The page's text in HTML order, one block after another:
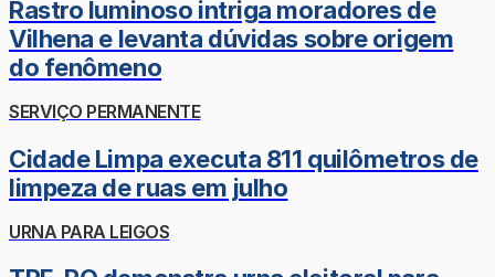
Rastro luminoso intriga moradores de
Vilhena e levanta dúvidas sobre origem
do fenômeno
SERVIÇO PERMANENTE
Cidade Limpa executa 811 quilômetros de
limpeza de ruas em julho
URNA PARA LEIGOS